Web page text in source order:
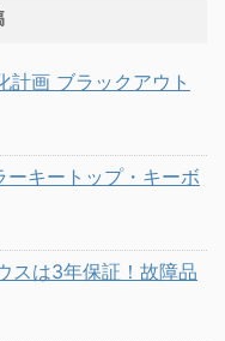
画 ブラックアウト
キートップ・キーボ
スは3年保証！故障品